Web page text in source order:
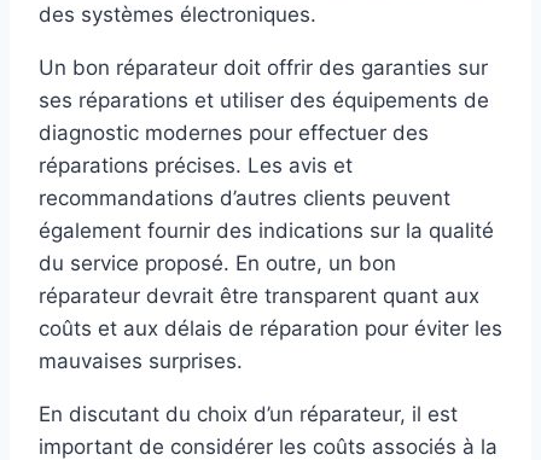
des systèmes électroniques.
Un bon réparateur doit offrir des garanties sur
ses réparations et utiliser des équipements de
diagnostic modernes pour effectuer des
réparations précises. Les avis et
recommandations d’autres clients peuvent
également fournir des indications sur la qualité
du service proposé. En outre, un bon
réparateur devrait être transparent quant aux
coûts et aux délais de réparation pour éviter les
mauvaises surprises.
En discutant du choix d’un réparateur, il est
important de considérer les coûts associés à la